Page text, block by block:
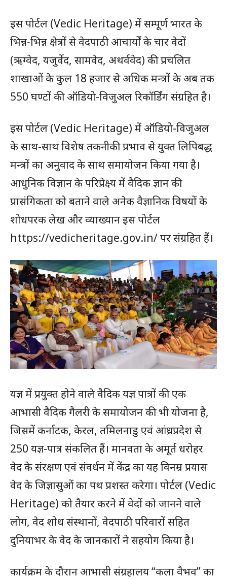
इस पोर्टल (Vedic Heritage) में सम्पूर्ण भारत के
भिन्न-भिन्न क्षेत्रों से वेदपाठी आचार्यों के चार वेदों
(ऋग्वेद, यजुर्वेद, सामवेद, अथर्ववेद) की प्रचलित
शाखाओं के कुल 18 हजार से अधिक मन्त्रों के अब तक
550 घण्टों की ऑडियो-विजुअल रिकॉर्डिंग संग्रहित है।
इस पोर्टल (Vedic Heritage) में ऑडियो-विजुअल
के साथ-साथ विशेष तकनीकी प्रभाव से युक्त लिपिबद्ध
मन्त्रों का अनुवाद के साथ समायोजन किया गया है।
आधुनिक विज्ञान के परिप्रेक्ष्य में वैदिक ज्ञान की
प्रासंगिकता को बताने वाले अनेक वैज्ञानिक विषयों के
शोधपरक लेख और व्याख्यान इस पोर्टल
https://vedicheritage.gov.in/ पर संग्रहित हैं।
यज्ञ में प्रयुक्त होने वाले वैदिक यज्ञ पात्रों की एक
आभासी वैदिक गैलरी के समायोजन की भी योजना है,
जिसमें कर्नाटक, केरल, तमिलनाडु एवं आंध्रप्रदेश से
250 यज्ञ-पात्र संकलित हैं। मानवता के अमूर्त धरोहर
वेद के संरक्षण एवं संवर्धन में केंद्र का यह विनम्र प्रयास
वेद के जिज्ञासुओं का पथ प्रशस्त करेगा। पोर्टल (Vedic
Heritage) को तैयार करने में वेदों को जानने वाले
लोग, वेद शोध संस्थानों, वेदपाठी परिवारों सहित
दुनियाभर के वेद के जानकारों ने सहयोग किया है।
कार्यक्रम के दौरान आभासी संग्रहालय “कला वैभव” का